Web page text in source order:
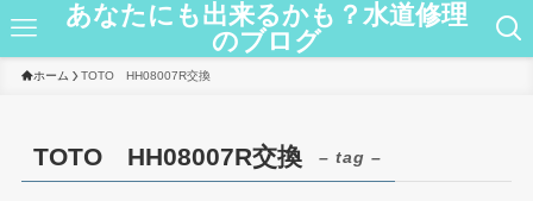
あなたにも出来るかも？水道修理
のブログ
ホーム TOTO HH08007R交換
TOTO HH08007R交換 – tag –